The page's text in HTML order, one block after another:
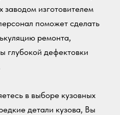
заводом изготовителем
поможет сделать
ремонта,
глубокой дефектовки
в выборе кузовных
детали кузова, Вы